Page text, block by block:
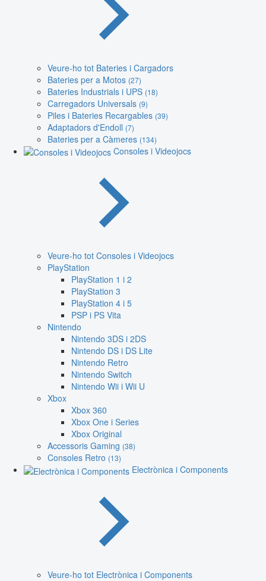
Veure-ho tot Bateries i Cargadors
Bateries per a Motos (27)
Bateries Industrials i UPS (18)
Carregadors Universals (9)
Piles i Bateries Recargables (39)
Adaptadors d'Endoll (7)
Bateries per a Càmeres (134)
Consoles i Videojocs
Veure-ho tot Consoles i Videojocs
PlayStation
PlayStation 1 i 2
PlayStation 3
PlayStation 4 i 5
PSP i PS Vita
Nintendo
Nintendo 3DS i 2DS
Nintendo DS i DS Lite
Nintendo Retro
Nintendo Switch
Nintendo Wii i Wii U
Xbox
Xbox 360
Xbox One i Series
Xbox Original
Accessoris Gaming (38)
Consoles Retro (13)
Electrònica i Components
Veure-ho tot Electrònica i Components